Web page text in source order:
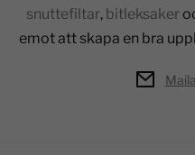
snuttefiltar, bitleksaker
emot att skapa en bra